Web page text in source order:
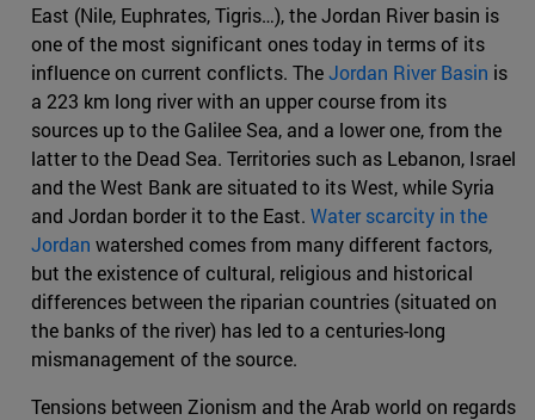
East (Nile, Euphrates, Tigris…), the Jordan River basin is
one of the most significant ones today in terms of its
influence on current conflicts. TheJordan River Basin is
a 223 km long river with an upper course from its
sources up to the Galilee Sea, and a lower one, from the
latter to the Dead Sea. Territories such as Lebanon, Israel
and the West Bank are situated to its West, while Syria
and Jordan border it to the East. Water scarcity in the
Jordan watershed comes from many different factors,
but the existence of cultural, religious and historical
differences between the riparian countries (situated on
the banks of the river) has led to a centuries-long
mismanagement of the source.
Tensions between Zionism and the Arab world on regards